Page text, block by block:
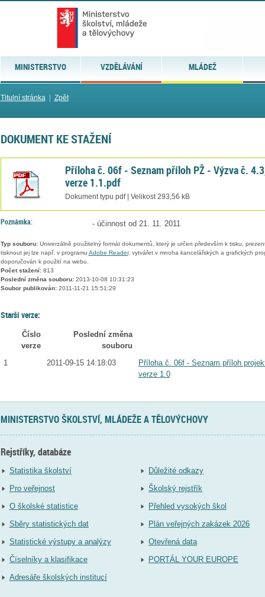
MINISTERSTVO VZDĚLÁVÁNÍ MLÁDEŽ
Titulní stránka| Zpět
DOKUMENT KE STAŽENÍ
Příloha č. 06f - Seznam příloh PŽ - Výzva č.
verze 1.1.pdf
Dokument typu pdf | Velikost 293,56 kB
Poznámka: - účinnost od 21. 11. 2011
Typ souboru:Univerzálně použitelný formát dokumentů, který je určen především k tisku,
tisknout jej lze např. v programu Adobe Reader, vytvářet v mnoha kancelářských a grafických
doporučován k použití na webu.
Počet stažení:813
Poslední změna souboru:2013-10-08 10:31:23
Soubor publikován:2011-11-21 15:51:29
Starší verze:
Číslo
verze
Poslední změna
souboru
1
2011-09-15 14:18:03
Příloha č. 06f - Seznam příloh
verze 1.0
MINISTERSTVO ŠKOLSTVÍ, MLÁDEŽE A TĚLOVÝCHOVY
Rejstříky, databáze
Statistika školství
Pro veřejnost
O školské statistice
Sběry statistických dat
Statistické výstupy a analýzy
Číselníky a klasifikace
Adresáře školských institucí
Důležité odkazy
Školský rejstřík
Přehled vysokých škol
Plán veřejných zakázek 2026
Otevřená data
PORTÁL YOUR EUROPE